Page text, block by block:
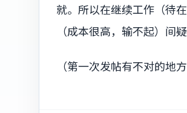
就。所以在继续工作（待
（成本很高，输不起）间
（第一次发帖有不对的地